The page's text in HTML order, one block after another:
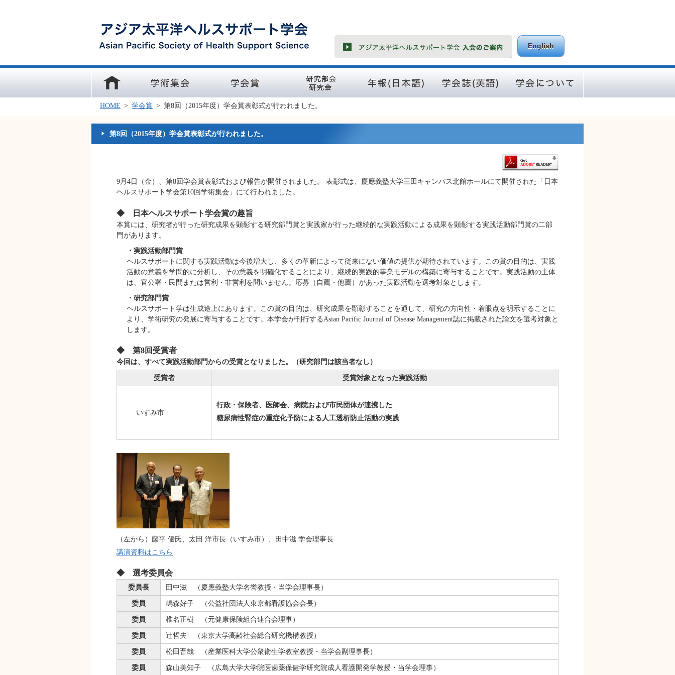
English
ホーム 学術集会 学会賞 研究部会・研究会
報）
Management）
HOME > 学会賞 > 第8回（2015年度）学会賞表彰式が行われました。
第8回（2015年度）学会賞表彰式が行われました。
9月4日（金）、第8回学会賞表彰式および報告が開催されました。 表彰式は、慶應義塾大学三田キャンパス北館ホールにて開催された「日本
ヘルスサポート学会第10回学術集会」にて行われました。
◆ 日本ヘルスサポート学会賞の趣旨
本賞には、研究者が行った研究成果を顕彰する研究部門賞と実践家が行った継続的な実践活動による成果を顕彰する実践活動部門賞の二部
門があります。
・実践活動部門賞
ヘルスサポートに関する実践活動は今後増大し、多くの革新によって従来にない価値の提供が期待されています。この賞の目的は、実践
活動の意義を学問的に分析し、その意義を明確化することにより、継続的実践的事業モデルの構築に寄与することです。実践活動の主体
は、官公署・民間または営利・非営利を問いません。応募（自薦・他薦）があった実践活動を選考対象とします。
・研究部門賞
ヘルスサポート学は生成途上にあります。この賞の目的は、研究成果を顕彰することを通して、研究の方向性・着眼点を明示することに
より、学術研究の発展に寄与することです。本学会が刊行するAsian Pacific Journal of Disease Management誌に掲載された論文を選考対象と
します。
◆ 第8回受賞者
今回は、すべて実践活動部門からの受賞となりました。（研究部門は該当者なし）
受賞者 受賞対象となった実践活動
いすみ市
行政・保険者、医師会、病院および市民団体が連携した
糖尿病性腎症の重症化予防による人工透析防止活動の実践
（左から）藤平 優氏、太田 洋市長（いすみ市）、田中滋 学会理事長
講演資料はこちら
◆ 選考委員会
委員長 田中滋 （慶應義塾大学名誉教授・当学会理事長）
委員 嶋森好子 （公益社団法人東京都看護協会会長）
委員 椎名正樹 （元健康保険組合連合会理事）
委員 辻哲夫 （東京大学高齢社会総合研究機構教授）
委員 松田晋哉 （産業医科大学公衆衛生学教室教授・当学会副理事長）
委員 森山美知子 （広島大学大学院医歯薬保健学研究院成人看護開発学教授・当学会理事）